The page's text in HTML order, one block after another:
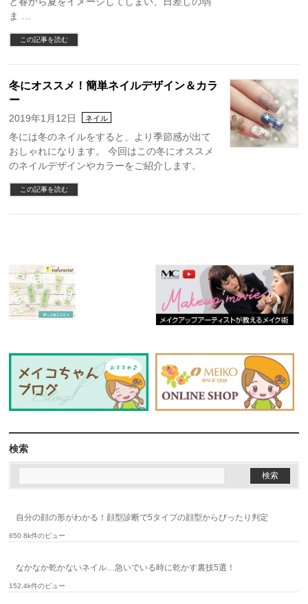
ま …
この記事を読む
冬にオススメ！簡単ネイルデザイン＆カラ
ー
2019年1月12日 ネイル
冬には冬のネイルをすると、より季節感が出て
おしゃれになります。 今回はこの冬にオススメ
のネイルデザインやカラーをご紹介します。
この記事を読む
検索
自分の顔の形がわかる！顔型診断で5タイプの顔型からぴったり判定
650.8k件のビュー
なかなか乾かないネイル…急いでいる時に乾かす裏技5選！
152.4k件のビュー